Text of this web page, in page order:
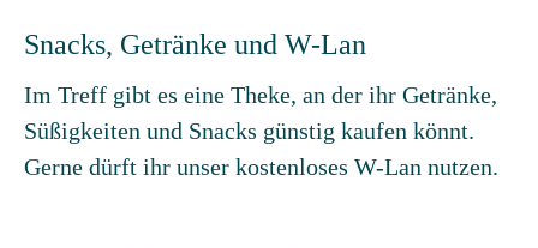
Snacks, Getränke und W-Lan
Im Treff gibt es eine Theke, an der ihr Getränke,
Süßigkeiten und Snacks günstig kaufen könnt.
Gerne dürft ihr unser kostenloses W-Lan nutzen.